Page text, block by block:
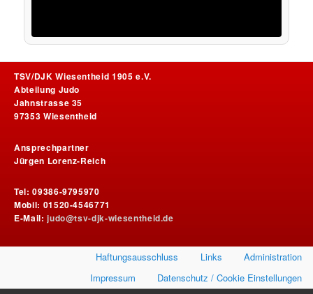
TSV/DJK Wiesentheid 1905 e.V.
Abteilung Judo
Jahnstrasse 35
97353 Wiesentheid
Ansprechpartner
Jürgen Lorenz-Reich
Tel: 09386-9795970
Mobil: 01520-4546771
E-Mail:judo@tsv-djk-wiesentheid.de
Administration
Links
Haftungsausschluss
Datenschutz / Cookie Einstellungen
Impressum